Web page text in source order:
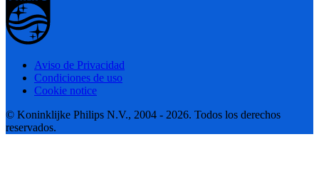
Aviso de Privacidad
Condiciones de uso
Cookie notice
© Koninklijke Philips N.V., 2004 - 2026. Todos los derechos
reservados.